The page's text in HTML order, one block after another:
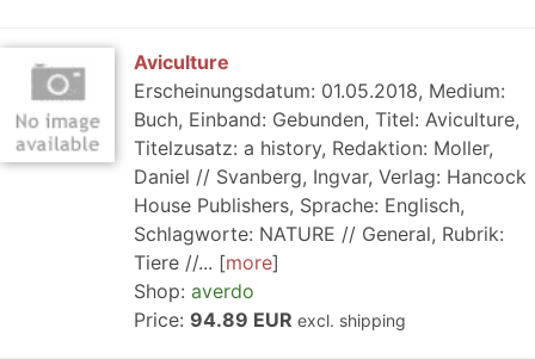
Aviculture
Erscheinungsdatum: 01.05.2018, Medium:
Buch, Einband: Gebunden, Titel: Aviculture,
Titelzusatz: a history, Redaktion: Moller,
Daniel // Svanberg, Ingvar, Verlag: Hancock
House Publishers, Sprache: Englisch,
Schlagworte: NATURE // General, Rubrik:
Tiere //...
more
Shop: averdo
Price: 94.89 EUR excl. shipping